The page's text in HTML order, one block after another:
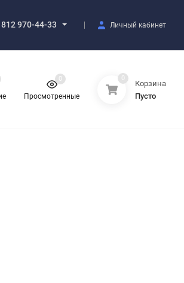
812 970-44-33 Личный кабинет
Просмотренные
0 0
Корзина
Пусто